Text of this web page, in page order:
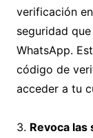
verificación
seguridad
WhatsApp.
código de
acceder a tu
3. Revoca las